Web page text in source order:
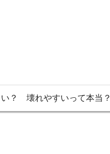
？ 壊れやすいって本当？